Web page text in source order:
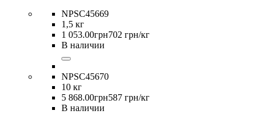
NPSC45669
1,5 кг
1 053.00грн702 грн/кг
В наличии
NPSC45670
10 кг
5 868.00грн587 грн/кг
В наличии